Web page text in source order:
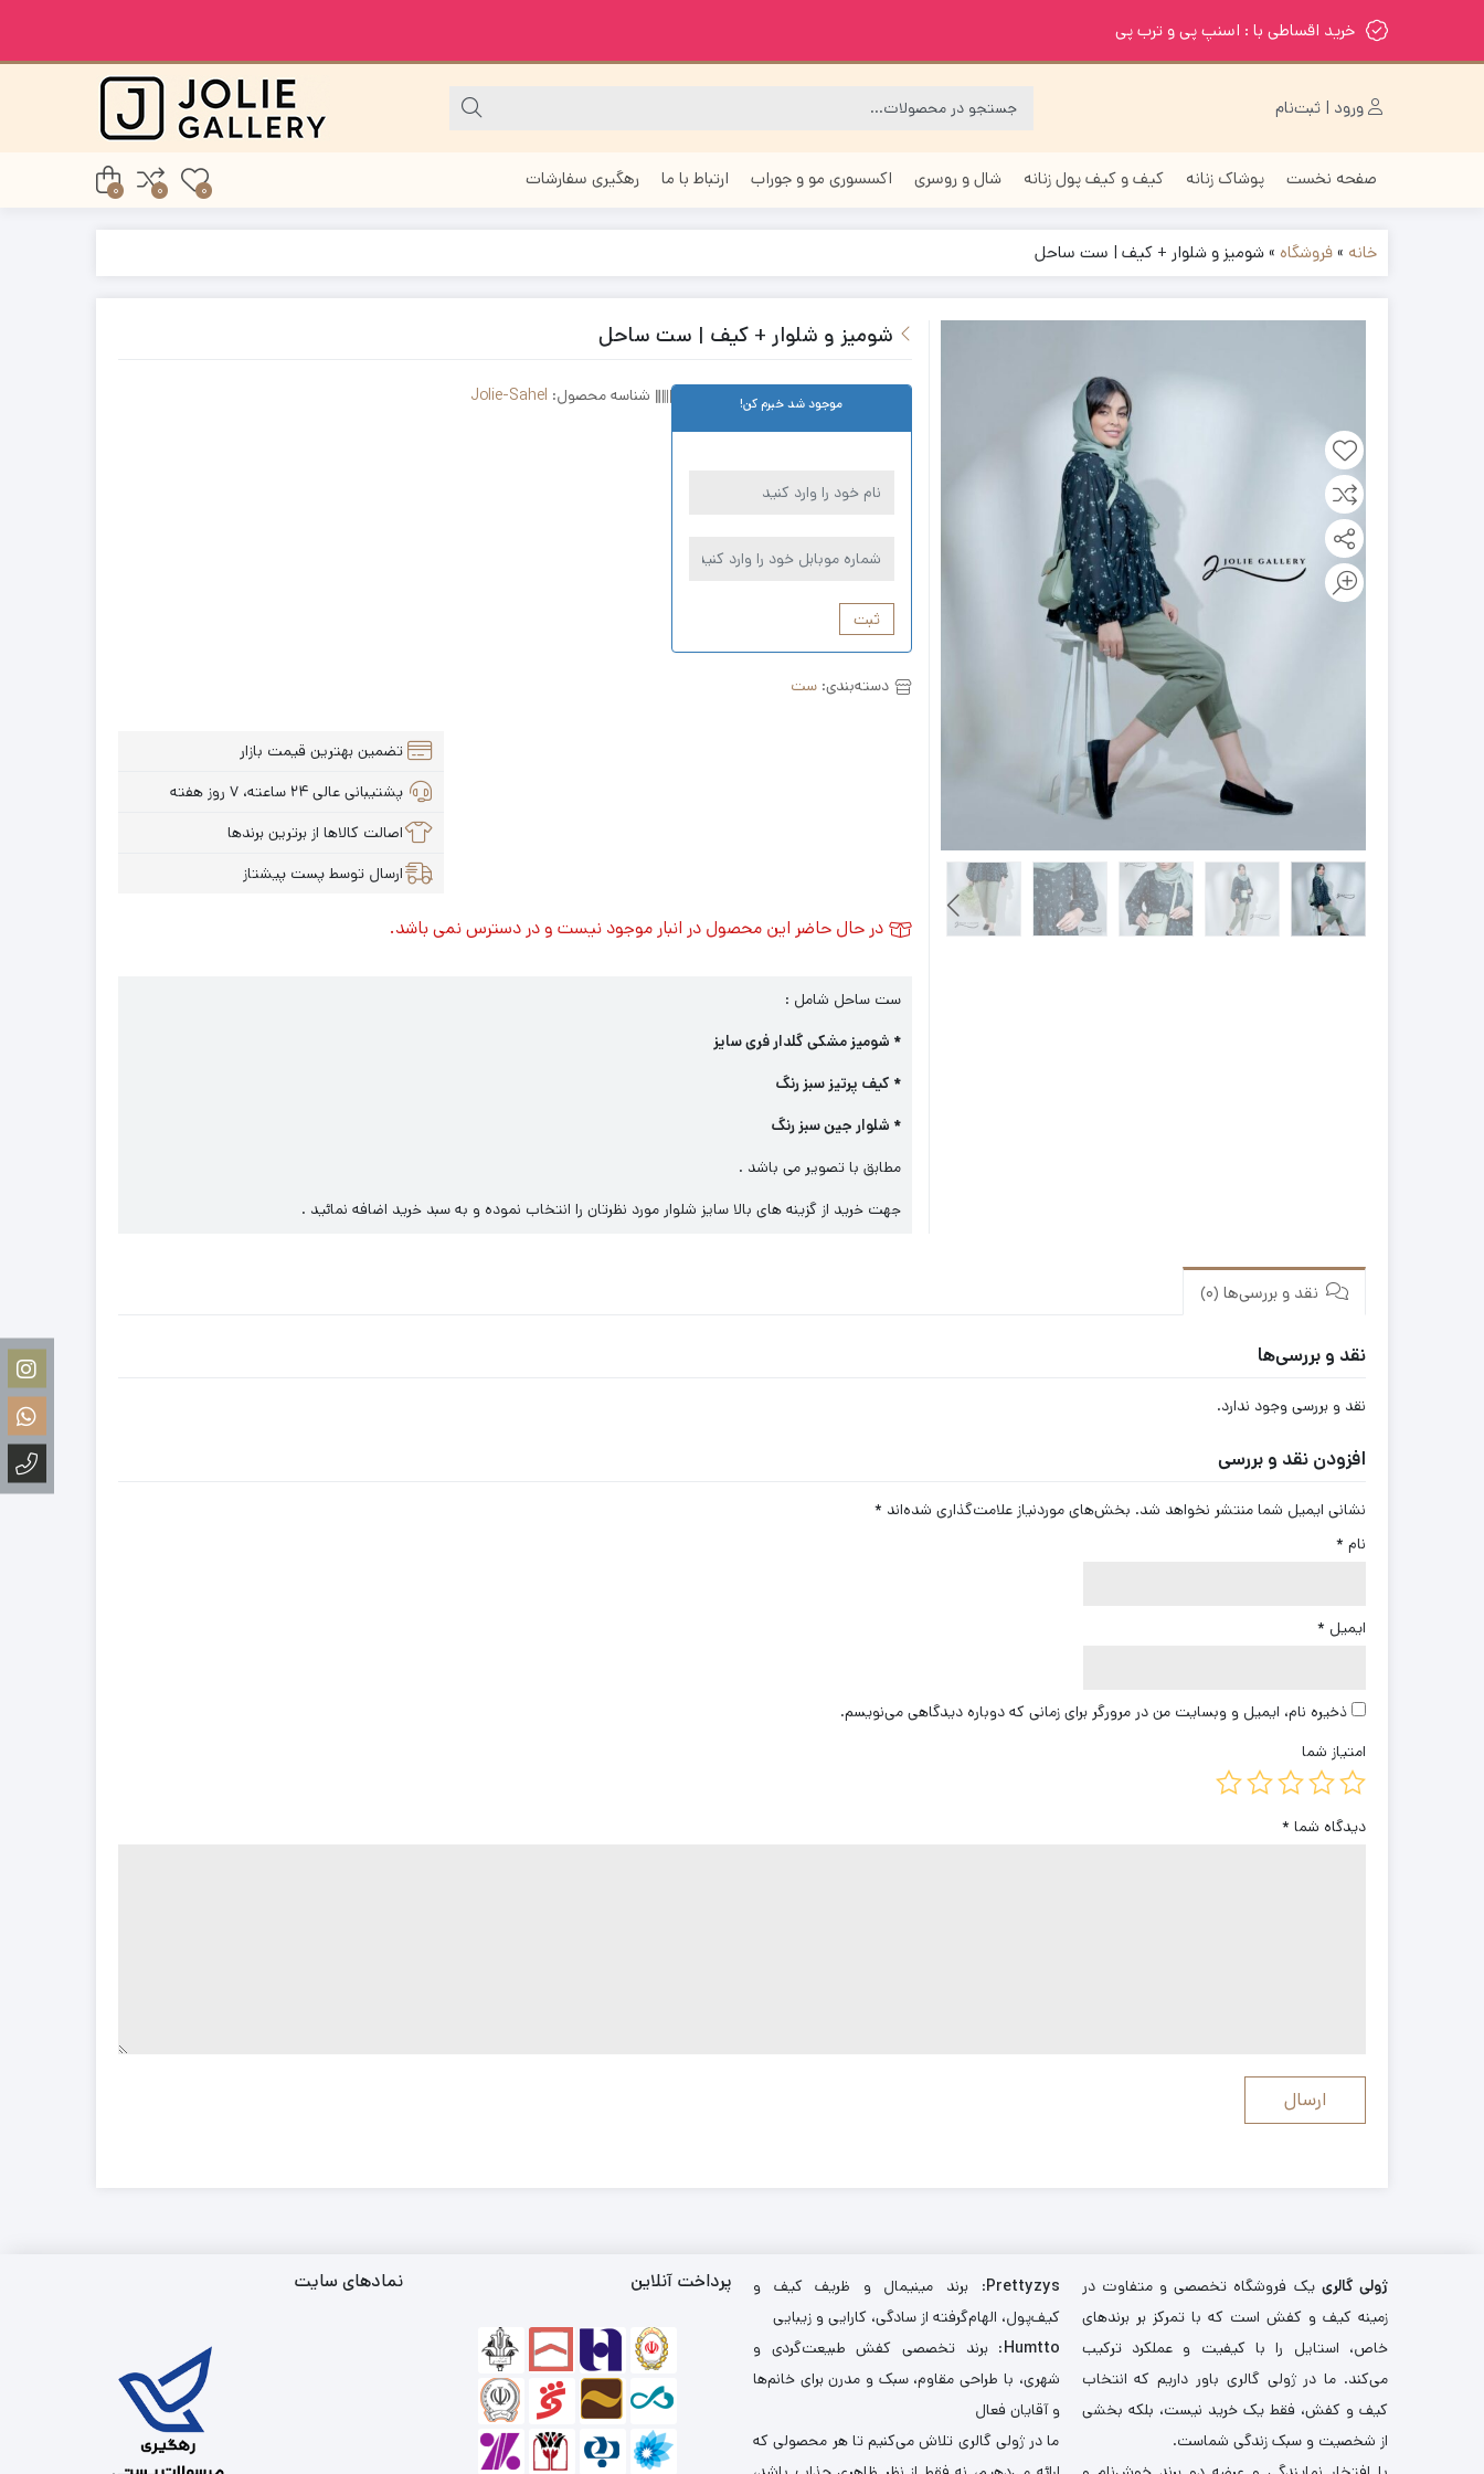
خرید اقساطی با : اسنپ پی و ترب پی
ورود | ثبت‌نام
صفحه نخست پوشاک زنانه کیف و کیف پول زنانه شال و روسری اکسسوری مو و جوراب ارتباط با ما رهگیری سفارشات
0
0
0
خانه »فروشگاه »شومیز و شلوار + کیف | ست ساحل
شومیز و شلوار + کیف | ست ساحل
موجود شد خبرم کن!
ثبت
شناسه محصول: Jolie-Sahel
دسته‌بندی:ست
تضمین بهترین قیمت بازار
پشتیبانی عالی ۲۴ ساعته، ۷ روز هفته
اصالت کالاها از برترین برندها
ارسال توسط پست پیشتاز
در حال حاضر این محصول در انبار موجود نیست و در دسترس نمی باشد.
ست ساحل شامل :
* شومیز مشکی گلدار فری سایز
* کیف پرتیز سبز رنگ
* شلوار جین سبز رنگ
مطابق با تصویر می باشد .
جهت خرید از گزینه های بالا سایز شلوار مورد نظرتان را انتخاب نموده و به سبد خرید اضافه نمائید .
نقد و بررسی‌ها (0)
نقد و بررسی‌ها
نقد و بررسی وجود ندارد.
افزودن نقد و بررسی
نشانی ایمیل شما منتشر نخواهد شد. بخش‌های موردنیاز علامت‌گذاری شده‌اند *
نام *
ایمیل *
ذخیره نام، ایمیل و وبسایت من در مرورگر برای زمانی که دوباره دیدگاهی می‌نویسم.
امتیاز شما
دیدگاه شما *
ژولی گالری یک فروشگاه تخصصی و متفاوت در
زمینه کیف و کفش است که با تمرکز بر برندهای
خاص، استایل را با کیفیت و عملکرد ترکیب
می‌کند. ما در ژولی گالری باور داریم که انتخاب
کیف و کفش، فقط یک خرید نیست، بلکه بخشی
از شخصیت و سبک زندگی شماست.
Prettyzys: برند مینیمال و ظریف کیف و
کیف‌پول، الهام‌گرفته از سادگی، کارایی و زیبایی
Humtto: برند تخصصی کفش طبیعت‌گردی و
شهری، با طراحی مقاوم، سبک و مدرن برای خانم‌ها
و آقایان فعال
ما در ژولی گالری تلاش می‌کنیم تا هر محصولی که
پرداخت آنلاین نمادهای سایت